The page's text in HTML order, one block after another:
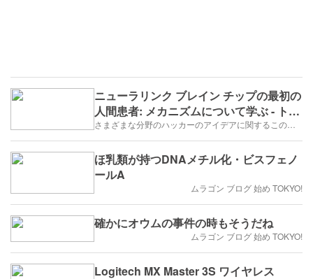
ニューラリンク ブレイン チップの最初の
人間患者: メカニズムについて学ぶ - トラ
ンプのアイデア ブログ
ほ乳類が持つDNAメチル化・ビスフェノ
ールA
ムラゴン ブログ 始め TOKYO!
確かにオウムの事件の時もそうだね
ムラゴン ブログ 始め TOKYO!
Logitech MX Master 3S ワイヤレス